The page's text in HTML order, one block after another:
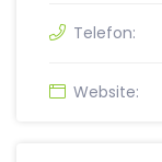
Telefon:
Website: